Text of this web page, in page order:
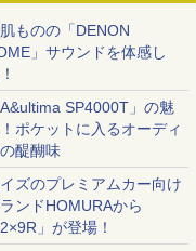
ものの「DENON
」サウンドを体感し
A&ultima SP4000T」の魅
ポケットに入るオーディ
醍醐味
ズのプレミアムカー向け
ンドHOMURAから
2×9R」が登場！